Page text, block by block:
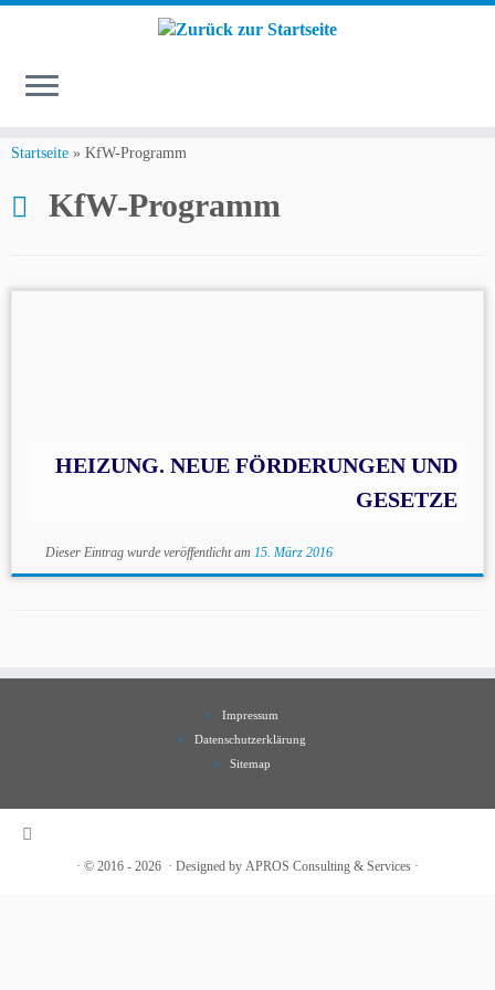
Inhalt
Startseite » KfW-Programm
KfW-Programm
HEIZUNG. NEUE FÖRDERUNGEN UND
GESETZE
Dieser Eintrag wurde veröffentlicht am 15. März 2016
Impressum
Datenschutzerklärung
Sitemap
· © 2016 - 2026 · Designed by APROS Consulting & Services ·